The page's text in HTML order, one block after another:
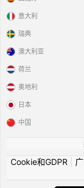
意大利
瑞典
澳大利亚
荷兰
奥地利
日本
中国
Cookie和GDPR